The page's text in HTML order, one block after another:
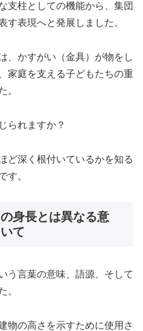
支柱としての機能から、集団
す表現へと発展しました。
、かすがい（金具）が物をし
家庭を支える子どもたちの重
。
られますか？
ど深く根付いているかを知る
す。
身長とは異なる意
て
う言葉の意味、語源、そして
。
物の高さを示すために使用さ